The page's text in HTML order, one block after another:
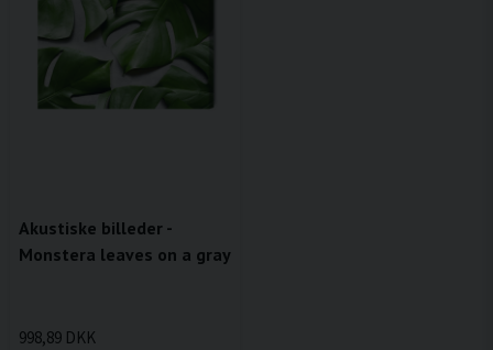
Akustiske billeder -
Monstera leaves on a gray
998,89 DKK